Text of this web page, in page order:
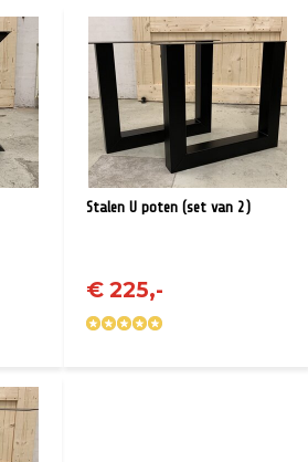
Stalen U poten (set van 2)
€ 225,-